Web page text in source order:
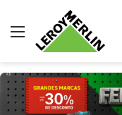
Menu